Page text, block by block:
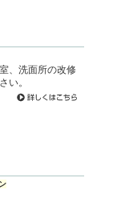
、洗面所の改修
い。